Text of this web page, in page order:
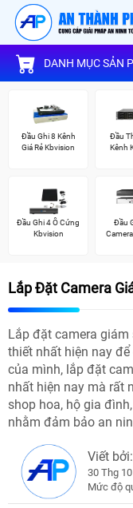
DANH MỤC SẢN
Đầu Ghi 8 Kênh
Giá Rẻ Kbvision
Đầu
Kênh
Đầu Ghi 4 Ổ Cứng
Kbvision
Đầu
Lắp Đặt Camera
Lắp đặt camera
thiết nhất hiện nay
của mình, lắp đặt
nhất hiện nay mà rất
shop hoa, hộ gia
nhằm đảm bảo an
Viết bởi:
30 Thg
Mức độ